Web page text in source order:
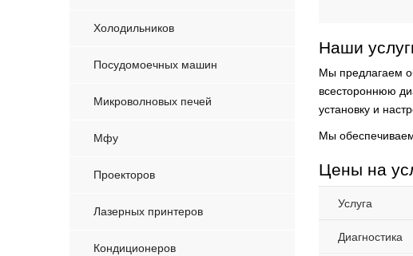
Холодильников
Посудомоечных машин
Микроволновых печей
Мфу
Проекторов
Лазерных принтеров
Кондиционеров
Наши
Мы предлагаем
всестороннюю
установку и
Мы
Цены на
Услуга
Диагностика